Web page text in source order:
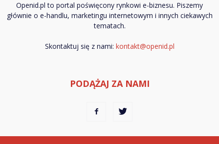
Openid.pl to portal poświęcony rynkowi e-biznesu. Piszemy
głównie o e-handlu, marketingu internetowym i innych ciekawych
tematach.
Skontaktuj się z nami: kontakt@openid.pl
PODĄŻAJ ZA NAMI